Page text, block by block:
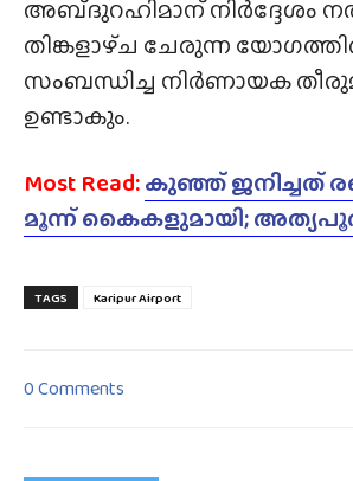
അബ്‌ദുറഹിമാന് നിർദ്ദേശം
തിങ്കളാഴ്‌ച ചേരുന്ന
സംബന്ധിച്ച നിർണായക
ഉണ്ടാകും.
Most Read:കുഞ്ഞ് ജനിച്ചത്
മൂന്ന് കൈകളുമായി;
TAGS Karipur Airport
0 Comments